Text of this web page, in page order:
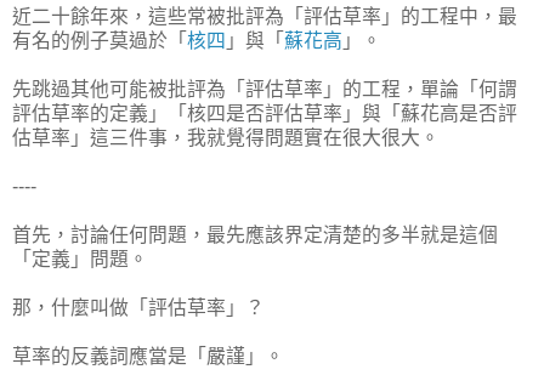
近二十餘年來，這些常被批評為「評估草率」的工程中，最
有名的例子莫過於「 核四 」與「 蘇花高 」。
先跳過其他可能被批評為「評估草率」的工程，單論「何謂
評估草率的定義」「核四是否評估草率」與「蘇花高是否評
估草率」這三件事，我就覺得問題實在很大很大。
----
首先，討論任何問題，最先應該界定清楚的多半就是這個
「定義」問題。
那，什麼叫做「評估草率」？
草率的反義詞應當是「嚴謹」。